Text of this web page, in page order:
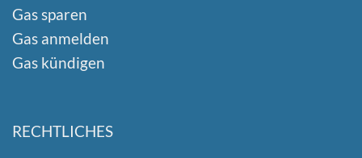
Gas sparen
Gas anmelden
Gas kündigen
RECHTLICHES